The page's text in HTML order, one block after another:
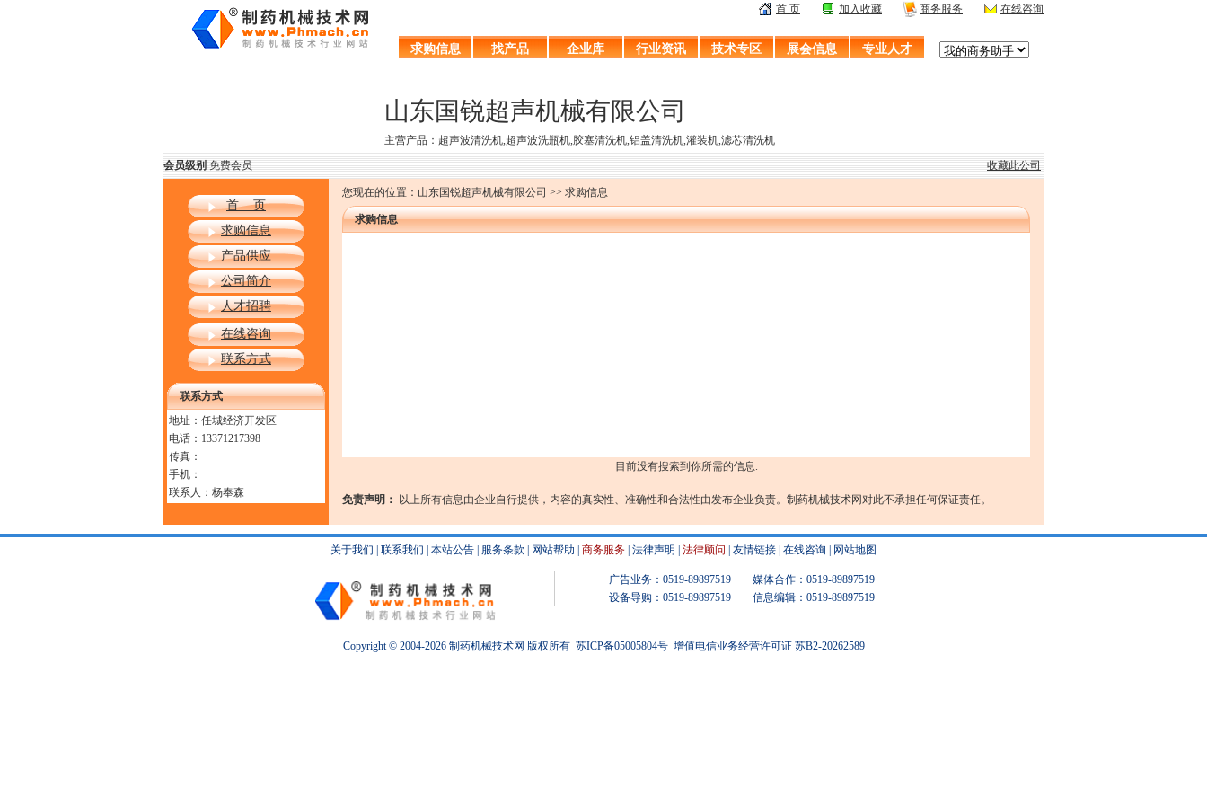
首 页 加入收藏 商务服务 在线咨询
求购信息 找产品 企业库 行业资讯 技术专区 展会信息 专业人才
山东国锐超声机械有限公司
主营产品：超声波清洗机,超声波洗瓶机,胶塞清洗机,铝盖清洗机,灌装机,滤芯清洗机
会员级别免费会员 收藏此公司
首 页
求购信息
产品供应
公司简介
人才招聘
在线咨询
联系方式
联系方式
地址：任城经济开发区
电话：13371217398
传真：
手机：
联系人：杨奉森
您现在的位置：山东国锐超声机械有限公司 >> 求购信息
求购信息
目前没有搜索到你所需的信息.
免责声明： 以上所有信息由企业自行提供，内容的真实性、准确性和合法性由发布企业负责。制药机械技术网对此不承担任何保证责任。
关于我们 联系我们 本站公告 服务条款 网站帮助 商务服务 法律声明 法律顾问 友情链接 在线咨询 网站地图
广告业务：0519-89897519 媒体合作：0519-89897519
设备导购：0519-89897519 信息编辑：0519-89897519
Copyright © 2004-2026 制药机械技术网 版权所有 苏ICP备05005804号增值电信业务经营许可证 苏B2-20262589